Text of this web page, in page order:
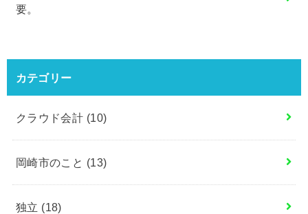
要。
カテゴリー
クラウド会計 (10)
岡崎市のこと (13)
独立 (18)